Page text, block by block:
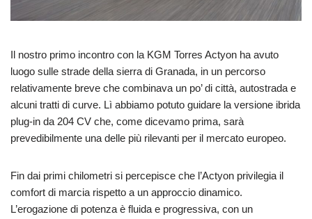
Il nostro primo incontro con la KGM Torres Actyon ha avuto
luogo sulle strade della sierra di Granada, in un percorso
relativamente breve che combinava un po’ di città, autostrada e
alcuni tratti di curve. Lì abbiamo potuto guidare la versione ibrida
plug-in da 204 CV che, come dicevamo prima, sarà
prevedibilmente una delle più rilevanti per il mercato europeo.
Fin dai primi chilometri si percepisce che l’Actyon privilegia il
comfort di marcia rispetto a un approccio dinamico.
L’erogazione di potenza è fluida e progressiva, con un